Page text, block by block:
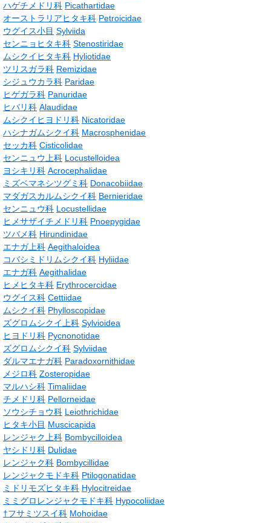
ハゲチメドリ科 Picathartidae
オーストラリアヒタキ科 Petroicidae
ウグイス小目 Sylviida
センニョヒタキ科 Stenostiridae
ムシクイヒタキ科 Hyliotidae
ツリスガラ科 Remizidae
シジュウカラ科 Paridae
ヒゲガラ科 Panuridae
ヒバリ科 Alaudidae
ムシクイヒヨドリ科 Nicatoridae
ハシナガムシクイ科 Macrosphenidae
セッカ科 Cisticolidae
センニュウ上科 Locustelloidea
ヨシキリ科 Acrocephalidae
ミズベマネシツグミ科 Donacobiidae
マダガスカルムシクイ科 Bernieridae
センニュウ科 Locustellidae
ヒメサザイチメドリ科 Pnoepygidae
ツバメ科 Hirundinidae
エナガ上科 Aegithaloidea
コバシミドリムシクイ科 Hyliidae
エナガ科 Aegithalidae
ヒメヒタキ科 Erythrocercidae
ウグイス科 Cettiidae
ムシクイ科 Phylloscopidae
ズグロムシクイ上科 Sylvioidea
ヒヨドリ科 Pycnonotidae
ズグロムシクイ科 Sylviidae
ダルマエナガ科 Paradoxornithidae
メジロ科 Zosteropidae
マルハシ科 Timaliidae
チメドリ科 Pellorneidae
ソウシチョウ科 Leiothrichidae
ヒタキ小目 Muscicapida
レンジャク上科 Bombycilloidea
ヤシドリ科 Dulidae
レンジャク科 Bombycillidae
レンジャクモドキ科 Ptilogonatidae
ミドリモズヒタキ科 Hylocitreidae
ミミグロレンジャクモドキ科 Hypocoliidae
†フサミツスイ科 Mohoidae